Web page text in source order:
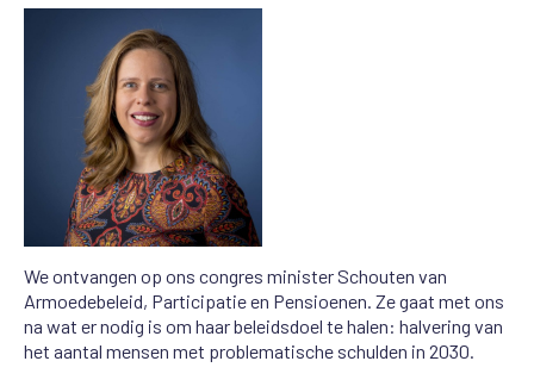
We ontvangen op ons congres minister Schouten van
Armoedebeleid, Participatie en Pensioenen. Ze gaat met ons
na wat er nodig is om haar beleidsdoel te halen: halvering van
het aantal mensen met problematische schulden in 2030.